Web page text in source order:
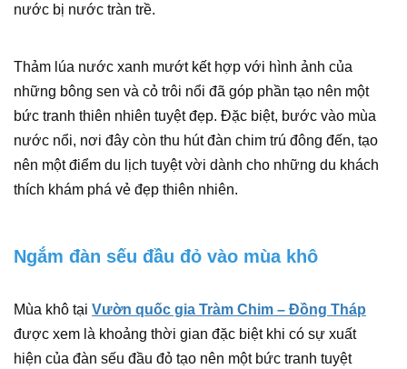
nước bị nước tràn trề.
Thảm lúa nước xanh mướt kết hợp với hình ảnh của
những bông sen và cỏ trôi nổi đã góp phần tạo nên một
bức tranh thiên nhiên tuyệt đẹp. Đặc biệt, bước vào mùa
nước nổi, nơi đây còn thu hút đàn chim trú đông đến, tạo
nên một điểm du lịch tuyệt vời dành cho những du khách
thích khám phá vẻ đẹp thiên nhiên.
Ngắm đàn sếu đầu đỏ vào mùa khô
Mùa khô tại Vườn quốc gia Tràm Chim – Đồng Tháp
được xem là khoảng thời gian đặc biệt khi có sự xuất
hiện của đàn sếu đầu đỏ tạo nên một bức tranh tuyệt